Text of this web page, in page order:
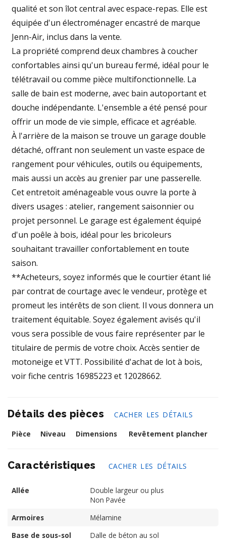
qualité et son îlot central avec espace-repas. Elle est
équipée d'un électroménager encastré de marque
Jenn-Air, inclus dans la vente.
La propriété comprend deux chambres à coucher
confortables ainsi qu'un bureau fermé, idéal pour le
télétravail ou comme pièce multifonctionnelle. La
salle de bain est moderne, avec bain autoportant et
douche indépendante. L'ensemble a été pensé pour
offrir un mode de vie simple, efficace et agréable.
À l'arrière de la maison se trouve un garage double
détaché, offrant non seulement un vaste espace de
rangement pour véhicules, outils ou équipements,
mais aussi un accès au grenier par une passerelle.
Cet entretoit aménageable vous ouvre la porte à
divers usages : atelier, rangement saisonnier ou
projet personnel. Le garage est également équipé
d'un poêle à bois, idéal pour les bricoleurs
souhaitant travailler confortablement en toute
saison.
**Acheteurs, soyez informés que le courtier étant lié
par contrat de courtage avec le vendeur, protège et
promeut les intérêts de son client. Il vous donnera un
traitement équitable. Soyez également avisés qu'il
vous sera possible de vous faire représenter par le
titulaire de permis de votre choix. Accès sentier de
motoneige et VTT. Possibilité d'achat de lot à bois,
voir fiche centris 16985223 et 12028662.
Détails des pièces
CACHER LES DÉTAILS
Pièce
Niveau Dimensions Revêtement plancher
Caractéristiques CACHER LES DÉTAILS
Allée
Double largeur ou plus
Non Pavée
Armoires
Mélamine
Base de sous-sol
Dalle de béton au sol